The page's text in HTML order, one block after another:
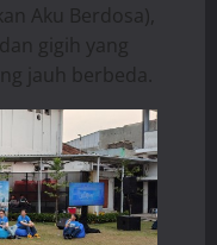
Aku Berdosa),
gigih yang
jauh berbeda.